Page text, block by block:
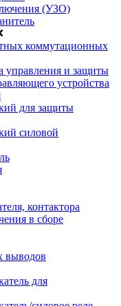
(УЗО)
коммутационных
управления и защиты
устройства
для защиты
силовой
контактора
в сборе
выводов
для